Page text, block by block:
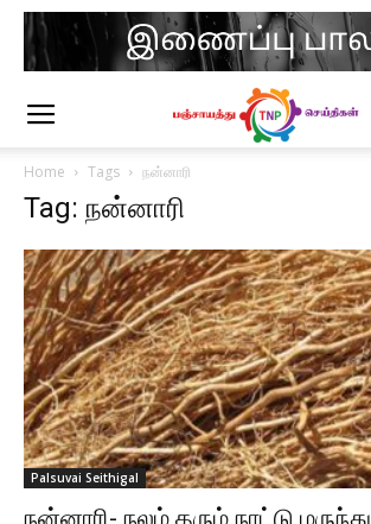
Home Tags நன்னாரி
Tag: நன்னாரி
Palsuvai Seithigal